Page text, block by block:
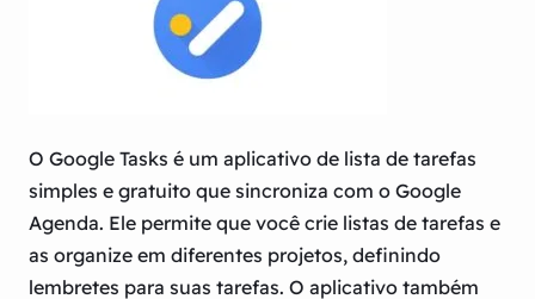
O Google Tasks é um aplicativo de lista de tarefas
simples e gratuito que sincroniza com o Google
Agenda. Ele permite que você crie listas de tarefas e
as organize em diferentes projetos, definindo
lembretes para suas tarefas. O aplicativo também